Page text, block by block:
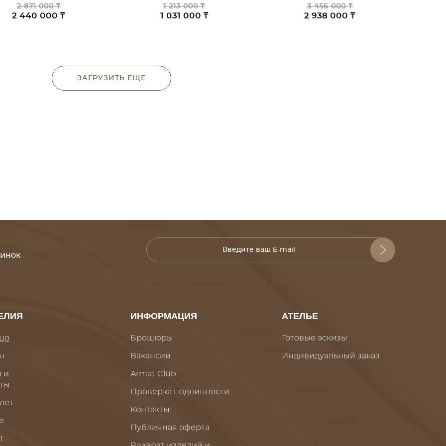
2 871 000 ₸
2 440 000 ₸
1 213 000 ₸
1 031 000 ₸
3 456 000 ₸
2 938 000 ₸
ЗАГРУЗИТЬ ЕЩЕ
ИНФОРМАЦИЯ
Брошюры
Вакансии
Armat Club
Проверка подлинности
Контакты
Публичная оферта
АТЕЛЬЕ
Готовые эскизы
Индивидуальный заказ